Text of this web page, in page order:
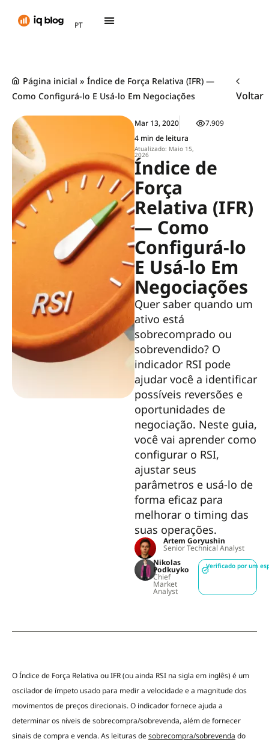
PT
TH
Página inicial » Índice de Força Relativa (IFR) —
Como Configurá-lo E Usá-lo Em Negociações
Voltar
Mar 13, 2020
4 min de leitura
Atualizado: Maio 15,
2026
7.909
Índice de
Força
Relativa (IFR)
— Como
Configurá-lo
E Usá-lo Em
Negociações
Quer saber quando um
ativo está
sobrecomprado ou
sobrevendido? O
indicador RSI pode
ajudar você a identificar
possíveis reversões e
oportunidades de
negociação. Neste guia,
você vai aprender como
configurar o RSI,
ajustar seus
parâmetros e usá-lo de
forma eficaz para
melhorar o timing das
suas operações.
Artem Goryushin
Senior Technical Analyst
Nikolas
Podkuyko
Chief
Market
Analyst
Verificado por um
O Índice de Força Relativa ou IFR (ou ainda RSI na sigla em inglês) é um
oscilador de ímpeto usado para medir a velocidade e a magnitude dos
movimentos de preços direcionais. O indicador fornece ajuda a
determinar os níveis de sobrecompra/sobrevenda, além de fornecer
sinais de compra e venda. As leituras desobrecompra/sobrevenda do